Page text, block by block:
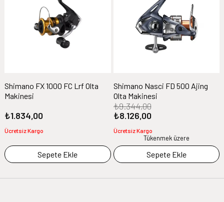
Shimano FX 1000 FC Lrf Olta
Makinesi
₺1.834,00
Ücretsiz Kargo
Sepete Ekle
Shimano Nasci FD 500 Ajing
Olta Makinesi
₺8.126,00
₺9.344,00
Ücretsiz Kargo
Tükenmek üzere
Sepete Ekle